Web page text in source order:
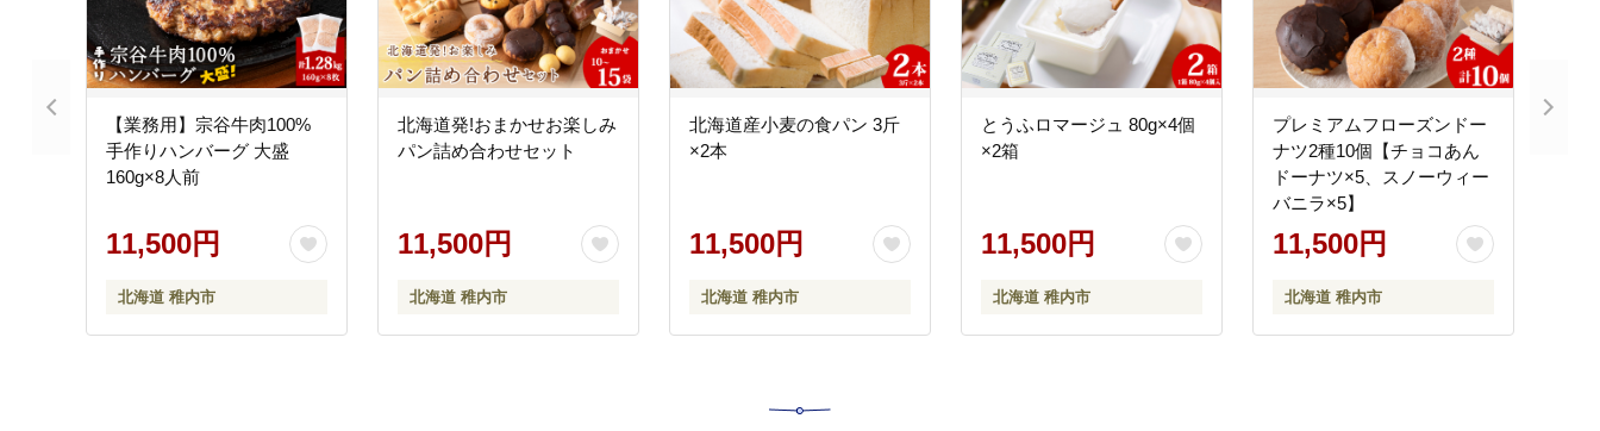
【業務用】宗谷牛肉100%
手作りハンバーグ 大盛
160g×8人前
11,500円
北海道 稚内市
北海道発!おまかせお楽しみ
パン詰め合わせセット
11,500円
北海道 稚内市
北海道産小麦の食パン 3斤
×2本
11,500円
北海道 稚内市
とうふロマージュ 80g×4個
×2箱
11,500円
北海道 稚内市
プレミアムフローズンドー
ナツ2種10個【チョコあん
ドーナツ×5、スノーウィー
バニラ×5】
11,500円
北海道 稚内市